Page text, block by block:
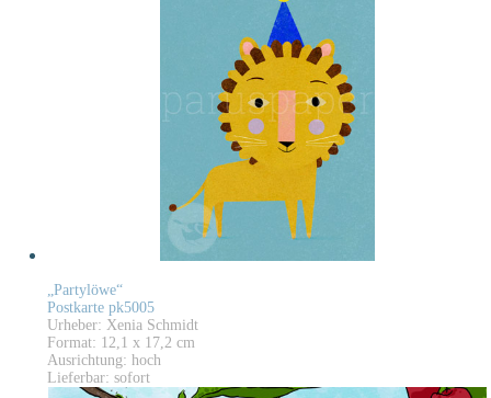
„Partylöwe“
Postkarte pk5005
Urheber: Xenia Schmidt
Format: 12,1 x 17,2 cm
Ausrichtung: hoch
Lieferbar: sofort